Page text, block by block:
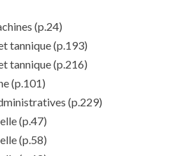
(p.24)
tannique(p.193)
tannique(p.216)
(p.101)
(p.229)
(p.47)
(p.58)